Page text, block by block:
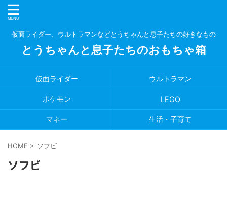
仮面ライダー、ウルトラマンなどとうちゃんと息子たちの好きなもの
とうちゃんと息子たちのおもちゃ箱
仮面ライダー ウルトラマン
ポケモン LEGO
マネー 生活・子育て
HOME > ソフビ
ソフビ